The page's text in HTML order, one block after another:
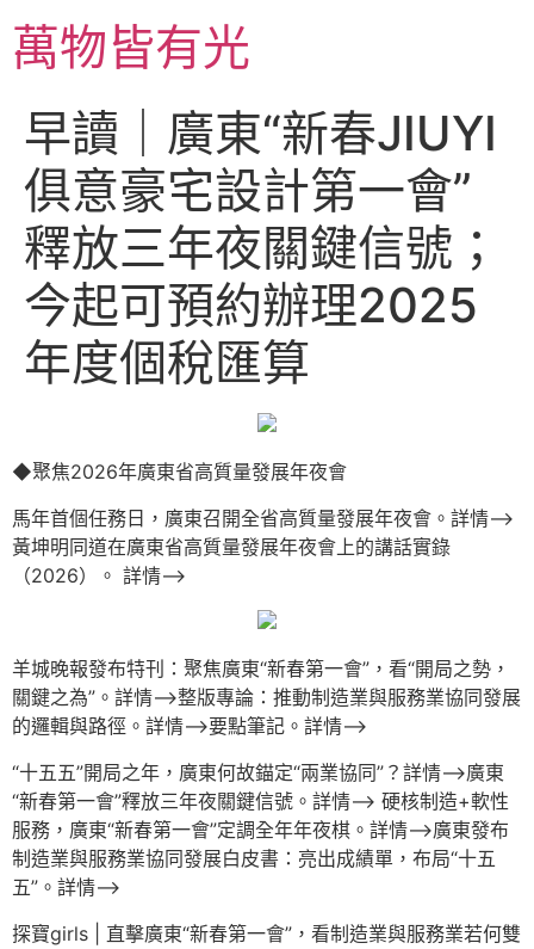
主萬物皆有光
早讀｜廣東“新春JIUYI
俱意豪宅設計第一會”
釋放三年夜關鍵信號；
今起可預約辦理2025
年度個稅匯算
◆聚焦2026年廣東省高質量發展年夜會
馬年首個任務日，廣東召開全省高質量發展年夜會。詳情–>
黃坤明同道在廣東省高質量發展年夜會上的講話實錄
（2026）。 詳情–>
羊城晚報發布特刊：聚焦廣東“新春第一會”，看“開局之勢，
關鍵之為”。詳情–>整版專論：推動制造業與服務業協同發展
的邏輯與路徑。詳情–>要點筆記。詳情–>
“十五五”開局之年，廣東何故錨定“兩業協同”？詳情–>廣東
“新春第一會”釋放三年夜關鍵信號。詳情–> 硬核制造+軟性
服務，廣東“新春第一會”定調全年年夜棋。詳情–>廣東發布
制造業與服務業協同發展白皮書：亮出成績單，布局“十五
五”。詳情–>
探寶girls | 直擊廣東“新春第一會”，看制造業與服務業若何雙